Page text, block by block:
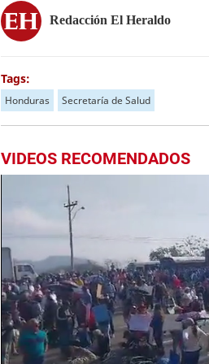
Redacción El Heraldo
Tags:
Honduras Secretaría de Salud
VIDEOS RECOMENDADOS